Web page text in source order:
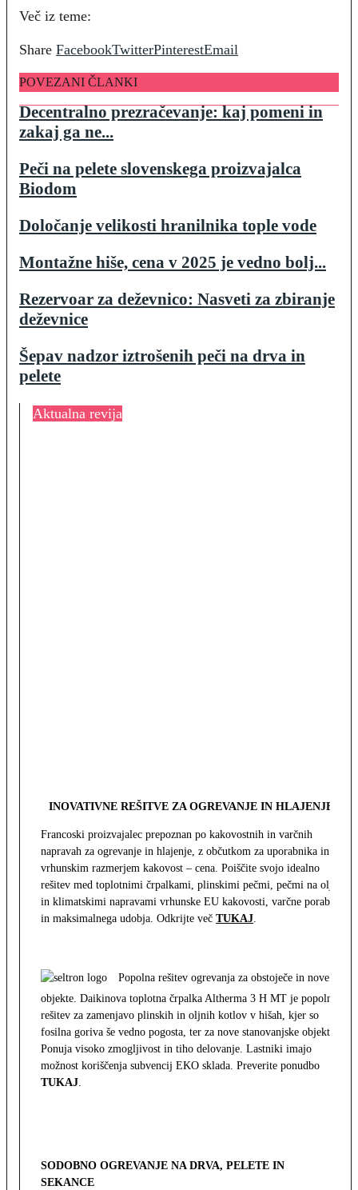
Več iz teme:
Share FacebookTwitterPinterestEmail
POVEZANI ČLANKI
Decentralno prezračevanje: kaj pomeni in
zakaj ga ne...
Peči na pelete slovenskega proizvajalca
Biodom
Določanje velikosti hranilnika tople vode
Montažne hiše, cena v 2025 je vedno bolj...
Rezervoar za deževnico: Nasveti za zbiranje
deževnice
Šepav nadzor iztrošenih peči na drva in
pelete
Aktualna revija
INOVATIVNE REŠITVE ZA OGREVANJE IN HLAJENJE
Francoski proizvajalec prepoznan po kakovostnih in varčnih
napravah za ogrevanje in hlajenje, z občutkom za uporabnika in z
vrhunskim razmerjem kakovost – cena. Poiščite svojo idealno
rešitev med toplotnimi črpalkami, plinskimi pečmi, pečmi na olje
in klimatskimi napravami vrhunske EU kakovosti, varčne porabe
in maksimalnega udobja. Odkrijte več TUKAJ.
Popolna rešitev ogrevanja za obstoječe in nove
objekte. Daikinova toplotna črpalka Altherma 3 H MT je popolna
rešitev za zamenjavo plinskih in oljnih kotlov v hišah, kjer so
fosilna goriva še vedno pogosta, ter za nove stanovanjske objekte.
Ponuja visoko zmogljivost in tiho delovanje. Lastniki imajo
možnost koriščenja subvencij EKO sklada. Preverite ponudbo
TUKAJ.
SODOBNO OGREVANJE NA DRVA, PELETE IN
SEKANCE